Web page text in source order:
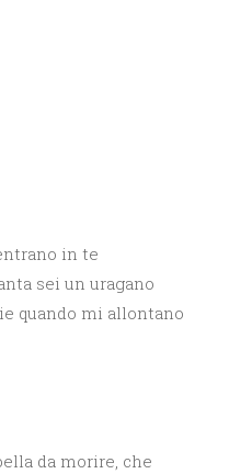
in te
sei un uragano
quando mi allontano
da morire, che